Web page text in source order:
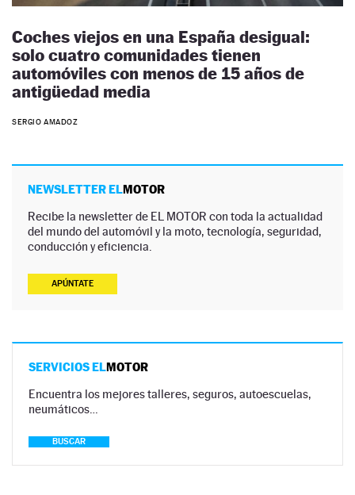
Coches viejos en una España desigual:
solo cuatro comunidades tienen
automóviles con menos de 15 años de
antigüedad media
SERGIO AMADOZ
NEWSLETTER ELMOTOR
Recibe la newsletter de EL MOTOR con toda la actualidad
del mundo del automóvil y la moto, tecnología, seguridad,
conducción y eficiencia.
APÚNTATE
SERVICIOS ELMOTOR
Encuentra los mejores talleres, seguros, autoescuelas,
neumáticos…
BUSCAR